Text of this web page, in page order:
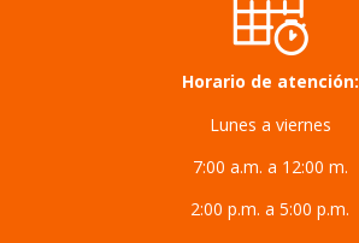
Horario de atención:
Lunes a viernes
7:00 a.m. a 12:00 m.
2:00 p.m. a 5:00 p.m.